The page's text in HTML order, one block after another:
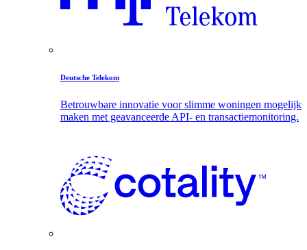
Deutsche Telekom
Betrouwbare innovatie voor slimme woningen mogelijk
maken met geavanceerde API- en transactiemonitoring.